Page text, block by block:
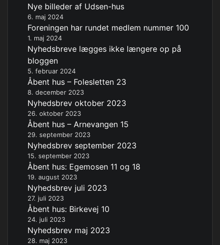
Nye billeder af Udsen-hus
6. maj 2024
Foreningen har rundet medlem nummer 100
1. maj 2024
Nyhedsbreve lægges ikke længere op på
bloggen
5. februar 2024
Åbent hus – Folesletten 23
8. december 2023
Nyhedsbrev oktober 2023
26. oktober 2023
Åbent hus – Arnevangen 15
29. september 2023
Nyhedsbrev september 2023
15. september 2023
Åbent hus: Egemosen 11 og 18
19. august 2023
Nyhedsbrev juli 2023
27. juli 2023
Åbent hus: Birkevej 10
24. juli 2023
Nyhedsbrev maj 2023
28. maj 2023